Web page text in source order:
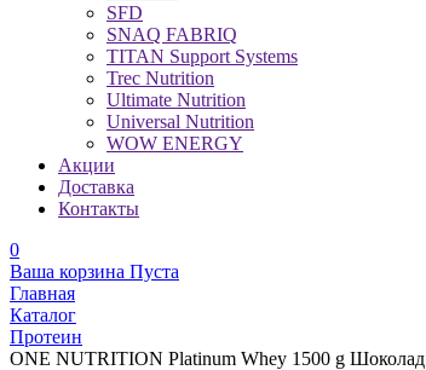
SFD
SNAQ FABRIQ
TITAN Support Systems
Trec Nutrition
Ultimate Nutrition
Universal Nutrition
WOW ENERGY
Акции
Доставка
Контакты
0
Ваша корзина Пуста
Главная
Каталог
Протеин
ONE NUTRITION Platinum Whey 1500 g Шоколад